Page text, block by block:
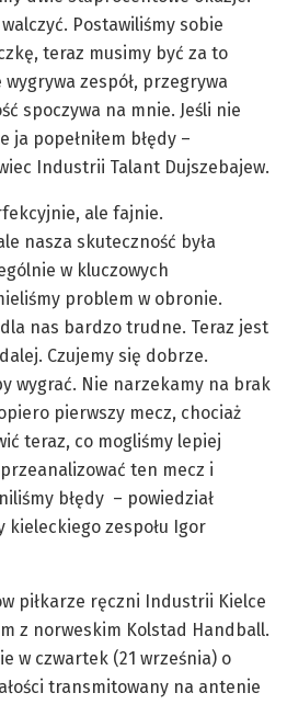
Postawiliśmy sobie
teraz musimy być za to
zespół, przegrywa
spoczywa na mnie. Jeśli nie
ja popełniłem błędy –
Industrii Talant Dujszebajew.
ale fajnie.
nasza skuteczność była
w kluczowych
problem w obronie.
nas bardzo trudne. Teraz jest
Czujemy się dobrze.
wygrać. Nie narzekamy na brak
pierwszy mecz, chociaż
teraz, co mogliśmy lepiej
ten mecz i
błędy – powiedział
kieleckiego zespołu Igor
piłkarze ręczni Industrii Kielce
z norweskim Kolstad Handball.
w czwartek (21 września) o
transmitowany na antenie